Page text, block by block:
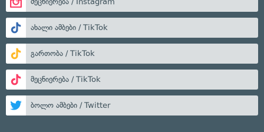
ახალი ამბები / TikTok
გართობა / TikTok
მეცნიერება / TikTok
ბოლო ამბები / Twitter